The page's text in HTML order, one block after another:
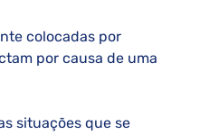
colocadas por
por causa de uma
situações que se